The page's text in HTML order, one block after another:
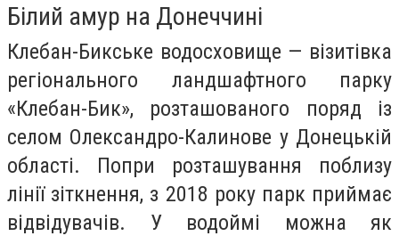
Білий амур на Донеччині
Клебан-Бикське водосховище — візитівка
регіонального ландшафтного парку
«Клебан-Бик», розташованого поряд із
селом Олександро-Калинове у Донецькій
області. Попри розташування поблизу
лінії зіткнення, з 2018 року парк приймає
відвідувачів. У водоймі можна як